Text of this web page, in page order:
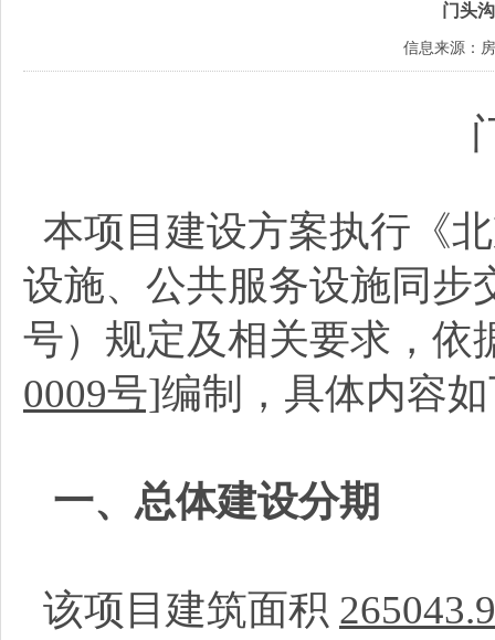
门头
信息来源：
本项目建设方案执行《
设施、公共服务设施同步
号）规定及相关要求，依
0009号]编制，具体内容
一、总体建设分期
该项目建筑面积 265043.9